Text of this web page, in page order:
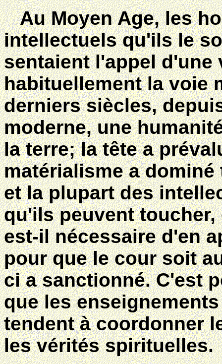
Au Moyen Age, les
intellectuels qu'ils le
sentaient l'appel d'une
habituellement la voie
derniers siècles,
moderne, une
la terre; la tête a
matérialisme a
et la plupart des
qu'ils peuvent
est-il nécessaire d'en
pour que le cour soit
ci a sanctionné. C'est
que les
tendent à coordonner
les vérités spirituelles.